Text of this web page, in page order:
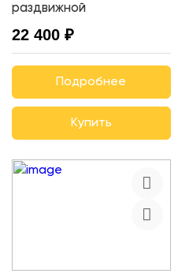
раздвижной
22 400 ₽
Подробнее
Купить